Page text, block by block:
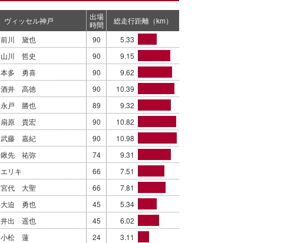
ヴィッセル神戸
出場
時間
総走行距離（km）
前川 黛也 90
5.33
山川 哲史 90
9.15
本多 勇喜 90
9.62
酒井 高徳 90
10.39
永戸 勝也 89
9.32
扇原 貴宏 90
10.82
武藤 嘉紀 90
10.98
鍬先 祐弥 74
9.31
エリキ 66
7.51
宮代 大聖 66
7.81
大迫 勇也 45
5.34
井出 遥也 45
6.02
小松 蓮 24
3.11